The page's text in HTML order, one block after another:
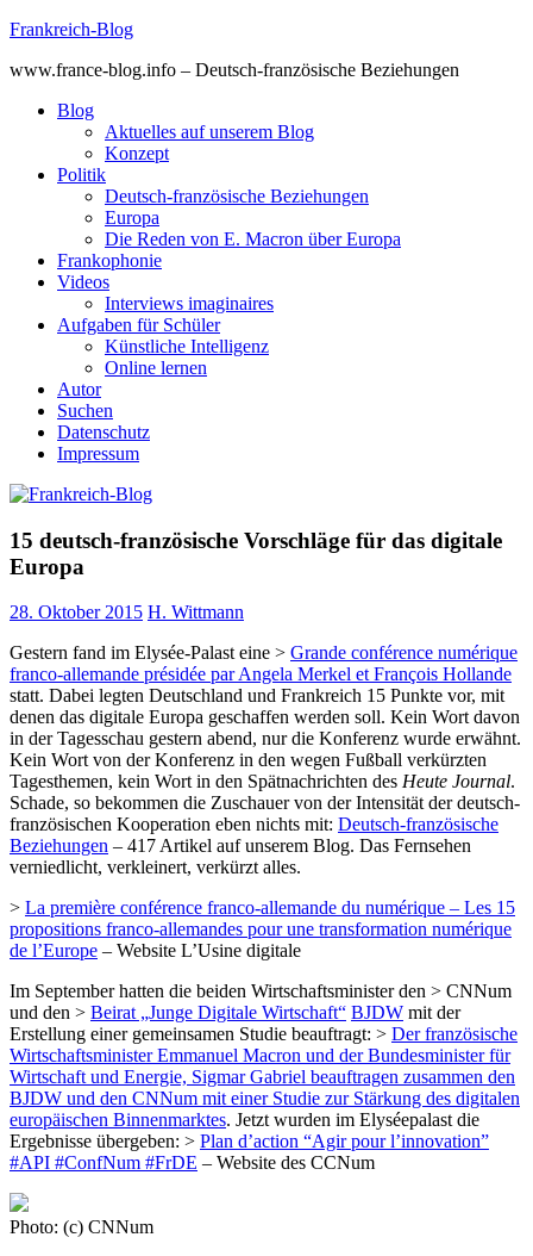
Skip
content
Frankreich-Blog
www.france-blog.info – Deutsch-französische Beziehungen
Blog
Aktuelles auf unserem Blog
Konzept
Politik
Deutsch-französische Beziehungen
Europa
Die Reden von E. Macron über Europa
Frankophonie
Videos
Interviews imaginaires
Aufgaben für Schüler
Künstliche Intelligenz
Online lernen
Autor
Suchen
Datenschutz
Impressum
15 deutsch-französische Vorschläge für das digitale
Europa
28. Oktober 2015 H. Wittmann
Gestern fand im Elysée-Palast eine > Grande conférence numérique
franco-allemande présidée par Angela Merkel et François Hollande
statt. Dabei legten Deutschland und Frankreich 15 Punkte vor, mit
denen das digitale Europa geschaffen werden soll. Kein Wort davon
in der Tagesschau gestern abend, nur die Konferenz wurde erwähnt.
Kein Wort von der Konferenz in den wegen Fußball verkürzten
Tagesthemen, kein Wort in den Spätnachrichten des Heute Journal.
Schade, so bekommen die Zuschauer von der Intensität der deutsch-
französischen Kooperation eben nichts mit: Deutsch-französische
Beziehungen – 417 Artikel auf unserem Blog. Das Fernsehen
verniedlicht, verkleinert, verkürzt alles.
> La première conférence franco-allemande du numérique – Les 15
propositions franco-allemandes pour une transformation numérique
de l’Europe – Website L’Usine digitale
Im September hatten die beiden Wirtschaftsminister den > CNNum
und den > Beirat „Junge Digitale Wirtschaft“ BJDW mit der
Erstellung einer gemeinsamen Studie beauftragt: > Der französische
Wirtschaftsminister Emmanuel Macron und der Bundesminister für
Wirtschaft und Energie, Sigmar Gabriel beauftragen zusammen den
BJDW und den CNNum mit einer Studie zur Stärkung des digitalen
europäischen Binnenmarktes. Jetzt wurden im Elyséepalast die
Ergebnisse übergeben: > Plan d’action “Agir pour l’innovation”
#API #ConfNum #FrDE – Website des CCNum
Photo: (c) CNNum